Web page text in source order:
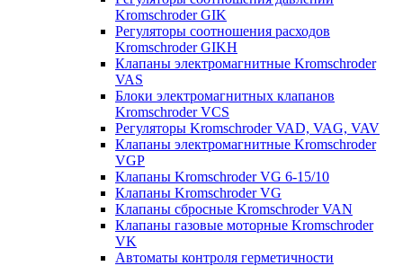
Kromschroder GIK
Регуляторы соотношения расходов
Kromschroder GIKH
Клапаны электромагнитные Kromschroder
VAS
Блоки электромагнитных клапанов
Kromschroder VCS
Регуляторы Kromschroder VAD, VAG, VAV
Клапаны электромагнитные Kromschroder
VGP
Клапаны Kromschroder VG 6-15/10
Клапаны Kromschroder VG
Клапаны сбросные Kromschroder VAN
Клапаны газовые моторные Kromschroder
VK
Автоматы контроля герметичности